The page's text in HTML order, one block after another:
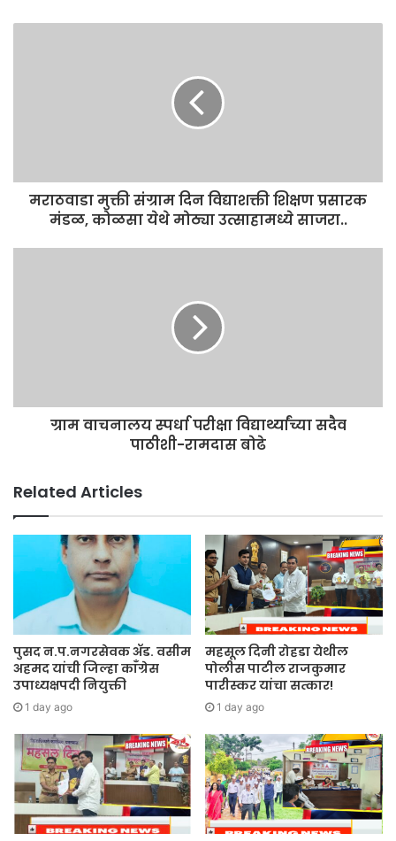
मराठवाडा मुक्ती संग्राम दिन विद्याशक्ती शिक्षण प्रसारक
मंडळ, कोळसा येथे मोठ्या उत्साहामध्ये साजरा..
ग्राम वाचनालय स्पर्धा परीक्षा विद्यार्थ्यांच्या सदैव
पाठीशी-रामदास बोढे
Related Articles
पुसद न.प.नगरसेवक ॲड. वसीम
अहमद यांची जिल्हा काँग्रेस
उपाध्यक्षपदी नियुक्ती
1 day ago
महसूल दिनी रोहडा येथील
पोलीस पाटील राजकुमार
पारीस्कर यांचा सत्कार!
1 day ago